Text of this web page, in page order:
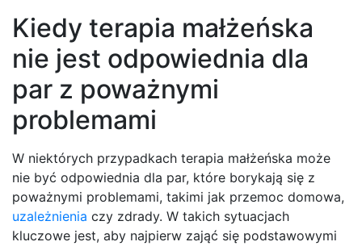
Kiedy terapia małżeńska
nie jest odpowiednia dla
par z poważnymi
problemami
W niektórych przypadkach terapia małżeńska może
nie być odpowiednia dla par, które borykają się z
poważnymi problemami, takimi jak przemoc domowa,
uzależnienia czy zdrady. W takich sytuacjach
kluczowe jest, aby najpierw zająć się podstawowymi